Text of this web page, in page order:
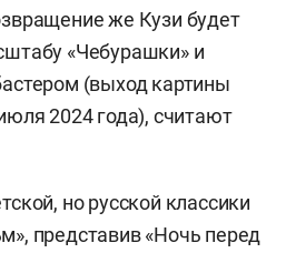
же Кузи будет
«Чебурашки» и
(выход картины
2024 года), считают
но русской классики
представив «Ночь перед